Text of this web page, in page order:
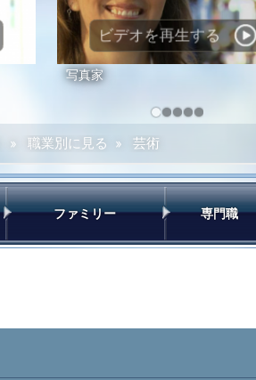
ビデオを再生する
写真家
» 職業別に見る » 芸術
ファミリー 専門職